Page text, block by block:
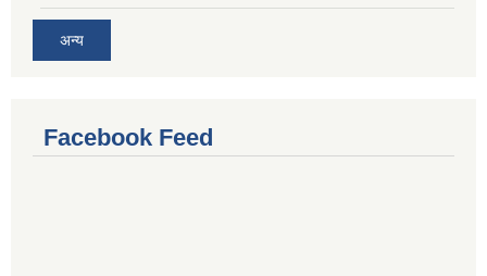
अन्य
Facebook Feed